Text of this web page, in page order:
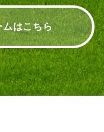
ムはこちら